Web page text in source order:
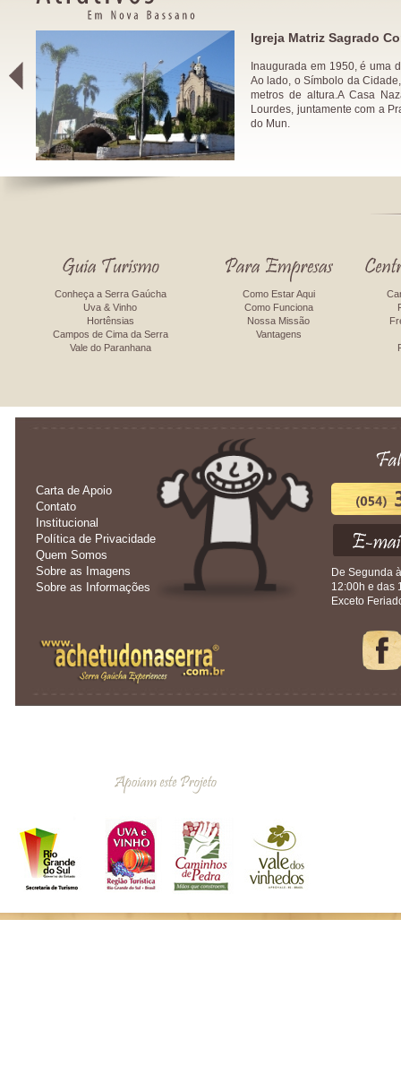
Igreja Matriz Sagrado
Inaugurada em 1950, é uma
Ao lado, o Símbolo da
metros de altura.A Casa
Lourdes, juntamente com a
do Mun.
Conheça a Serra Gaúcha
Uva & Vinho
Hortênsias
Campos de Cima da Serra
Vale do Paranhana
Como Estar Aqui
Como Funciona
Nossa Missão
Vantagens
Carta de Apoio
Contato
Institucional
Política de Privacidade
Quem Somos
Sobre as Imagens
Sobre as Informações
De Segunda
12:00h e das
Exceto